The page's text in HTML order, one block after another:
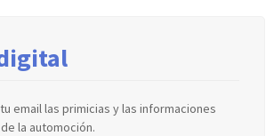
email las primicias y las informaciones
la automoción.